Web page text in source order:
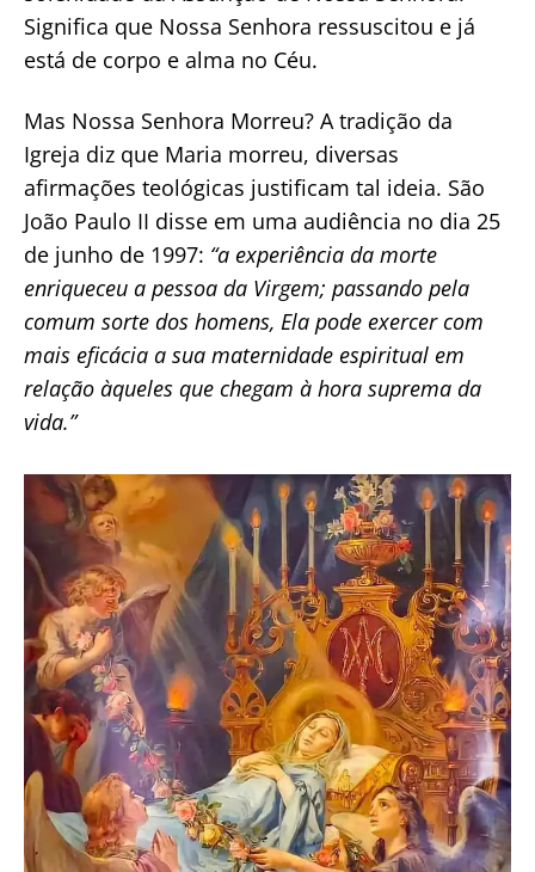
Significa que Nossa Senhora ressuscitou e já
está de corpo e alma no Céu.
Mas Nossa Senhora Morreu? A tradição da
Igreja diz que Maria morreu, diversas
afirmações teológicas justificam tal ideia. São
João Paulo II disse em uma audiência no dia 25
de junho de 1997: “a experiência da morte
enriqueceu a pessoa da Virgem; passando pela
comum sorte dos homens, Ela pode exercer com
mais eficácia a sua maternidade espiritual em
relação àqueles que chegam à hora suprema da
vida.”